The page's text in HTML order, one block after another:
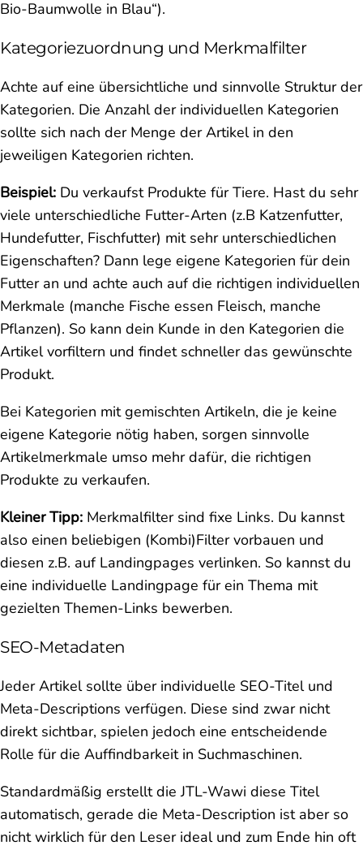
Bio-Baumwolle in Blau“).
Kategoriezuordnung und Merkmalfilter
Achte auf eine übersichtliche und sinnvolle Struktur der
Kategorien. Die Anzahl der individuellen Kategorien
sollte sich nach der Menge der Artikel in den
jeweiligen Kategorien richten.
Beispiel: Du verkaufst Produkte für Tiere. Hast du sehr
viele unterschiedliche Futter-Arten (z.B Katzenfutter,
Hundefutter, Fischfutter) mit sehr unterschiedlichen
Eigenschaften? Dann lege eigene Kategorien für dein
Futter an und achte auch auf die richtigen individuellen
Merkmale (manche Fische essen Fleisch, manche
Pflanzen). So kann dein Kunde in den Kategorien die
Artikel vorfiltern und findet schneller das gewünschte
Produkt.
Bei Kategorien mit gemischten Artikeln, die je keine
eigene Kategorie nötig haben, sorgen sinnvolle
Artikelmerkmale umso mehr dafür, die richtigen
Produkte zu verkaufen.
Kleiner Tipp: Merkmalfilter sind fixe Links. Du kannst
also einen beliebigen (Kombi)Filter vorbauen und
diesen z.B. auf Landingpages verlinken. So kannst du
eine individuelle Landingpage für ein Thema mit
gezielten Themen-Links bewerben.
SEO-Metadaten
Jeder Artikel sollte über individuelle SEO-Titel und
Meta-Descriptions verfügen. Diese sind zwar nicht
direkt sichtbar, spielen jedoch eine entscheidende
Rolle für die Auffindbarkeit in Suchmaschinen.
Standardmäßig erstellt die JTL-Wawi diese Titel
automatisch, gerade die Meta-Description ist aber so
nicht wirklich für den Leser ideal und zum Ende hin oft